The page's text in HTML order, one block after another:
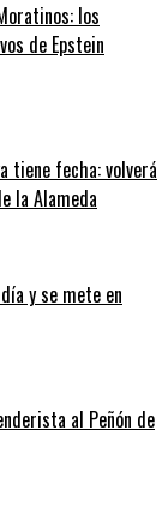
los
de Epstein
tiene fecha: volverá
la Alameda
y se mete en
al Peñón de